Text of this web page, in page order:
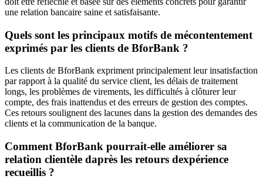
une relation bancaire saine et satisfaisante.
Quels sont les principaux motifs de mécontentement
exprimés par les clients de BforBank ?
Les clients de BforBank expriment principalement leur insatisfaction
par rapport à la qualité du service client, les délais de traitement
longs, les problèmes de virements, les difficultés à clôturer leur
compte, des frais inattendus et des erreurs de gestion des comptes.
Ces retours soulignent des lacunes dans la gestion des demandes des
clients et la communication de la banque.
Comment BforBank pourrait-elle améliorer sa
relation clientèle daprès les retours dexpérience
recueillis ?